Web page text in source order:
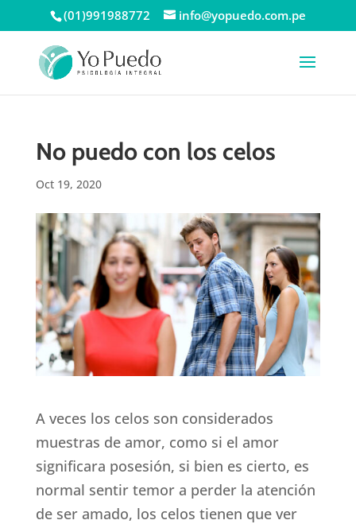
(01)991988772 info@yopuedo.com.pe
No puedo con los celos
Oct 19, 2020
A veces los celos son considerados
muestras de amor, como si el amor
significara posesión, si bien es cierto, es
normal sentir temor a perder la atención
de ser amado, los celos tienen que ver